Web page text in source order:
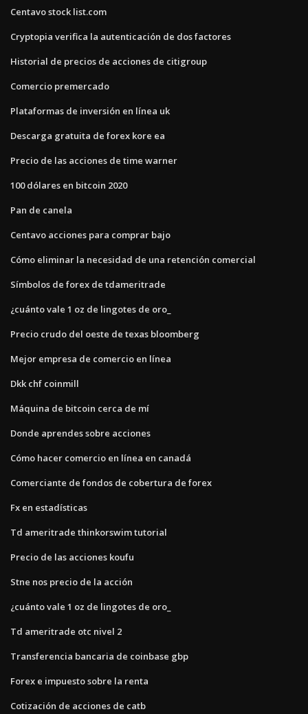
Centavo stock list.com
Cryptopia verifica la autenticación de dos factores
Historial de precios de acciones de citigroup
Comercio premercado
Plataformas de inversión en línea uk
Descarga gratuita de forex kore ea
Precio de las acciones de time warner
100 dólares en bitcoin 2020
Pan de canela
Centavo acciones para comprar bajo
Cómo eliminar la necesidad de una retención comercial
Símbolos de forex de tdameritrade
¿cuánto vale 1 oz de lingotes de oro_
Precio crudo del oeste de texas bloomberg
Mejor empresa de comercio en línea
Dkk chf coinmill
Máquina de bitcoin cerca de mí
Donde aprendes sobre acciones
Cómo hacer comercio en línea en canadá
Comerciante de fondos de cobertura de forex
Fx en estadísticas
Td ameritrade thinkorswim tutorial
Precio de las acciones koufu
Stne nos precio de la acción
¿cuánto vale 1 oz de lingotes de oro_
Td ameritrade otc nivel 2
Transferencia bancaria de coinbase gbp
Forex e impuesto sobre la renta
Cotización de acciones de catb